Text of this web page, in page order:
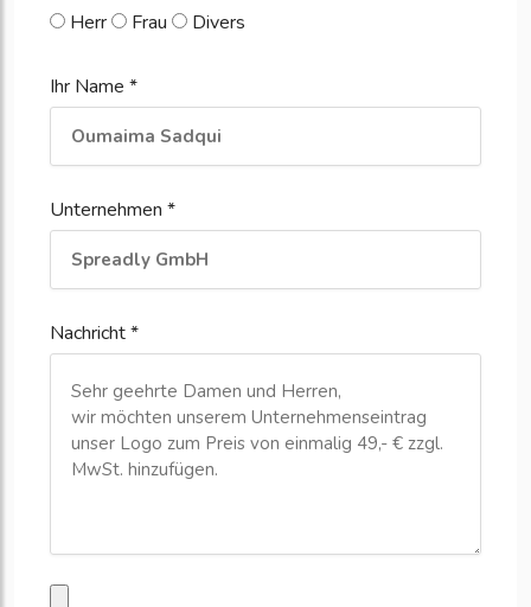
Herr Frau Divers
Ihr Name *
Unternehmen *
Nachricht *